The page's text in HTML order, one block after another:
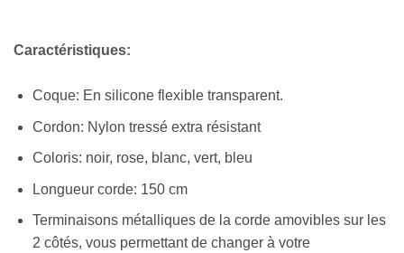
Caractéristiques:
Coque: En silicone flexible transparent.
Cordon: Nylon tressé extra résistant
Coloris: noir, rose, blanc, vert, bleu
Longueur corde: 150 cm
Terminaisons métalliques de la corde amovibles sur les
2 côtés, vous permettant de changer à votre